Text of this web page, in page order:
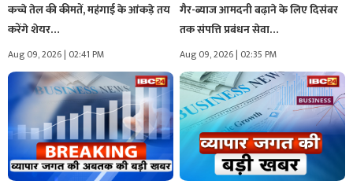
कच्चे तेल की कीमतें, महंगाई के आंकड़े तय
करेंगे शेयर…
Aug 09, 2026 | 02:41 PM
गैर-ब्याज आमदनी बढ़ाने के लिए दिसंबर
तक संपत्ति प्रबंधन सेवा…
Aug 09, 2026 | 02:35 PM